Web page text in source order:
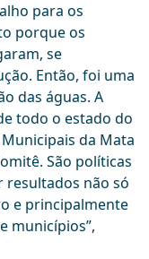
para os
porque os
se
Então, foi uma
das águas. A
todo o estado do
da Mata
São políticas
resultados não só
e principalmente
municípios”,